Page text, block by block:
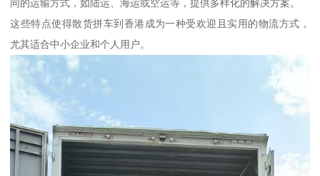
同的运输方式，如陆运、海运或空运等，提供多样化的解决方案。
这些特点使得散货拼车到香港成为一种受欢迎且实用的物流方式，
尤其适合中小企业和个人用户。